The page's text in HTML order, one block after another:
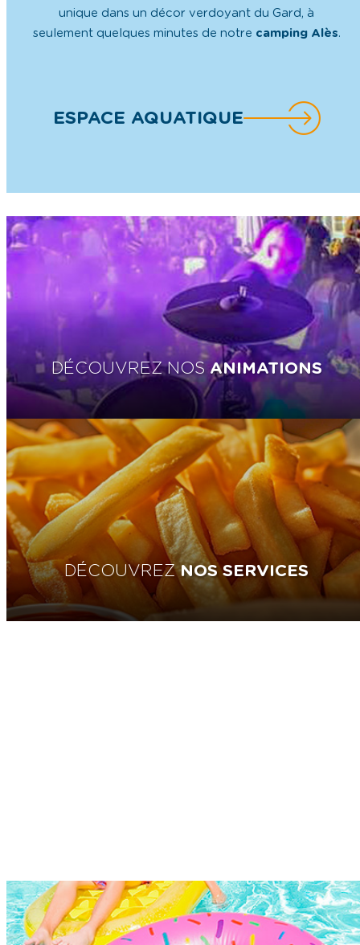
unique dans un décor verdoyant du Gard, à
seulement quelques minutes de notre camping Alès.
ESPACE AQUATIQUE
DÉCOUVREZ NOS ANIMATIONS
DÉCOUVREZNOS SERVICES